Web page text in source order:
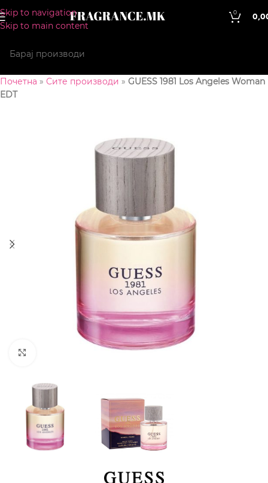
Skip to navigation
Skip to main content
0
Почетна » Сите производи » GUESS 1981 Los Angeles Woman
EDT